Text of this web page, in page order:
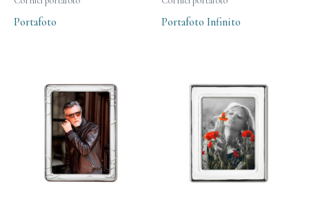
Portafoto Portafoto Infinito